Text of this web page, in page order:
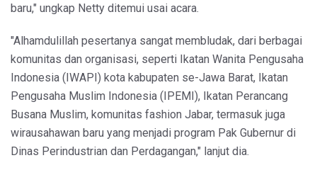
baru," ungkap Netty ditemui usai acara.
"Alhamdulillah pesertanya sangat membludak, dari berbagai
komunitas dan organisasi, seperti Ikatan Wanita Pengusaha
Indonesia (IWAPI) kota kabupaten se-Jawa Barat, Ikatan
Pengusaha Muslim Indonesia (IPEMI), Ikatan Perancang
Busana Muslim, komunitas fashion Jabar, termasuk juga
wirausahawan baru yang menjadi program Pak Gubernur di
Dinas Perindustrian dan Perdagangan," lanjut dia.